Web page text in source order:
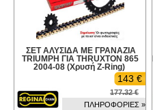
ΣΕΤ ΑΛΥΣΙΔΑ ΜΕ ΓΡΑΝΑΖΙΑ
TRIUMPH ΓΙΑ THRUXTON 865
2004-08 (Χρυσή Z-Ring)
143 €
177.32 €
ΠΛΗΡΟΦΟΡΙΕΣ »